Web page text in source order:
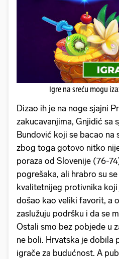
Igre na sreću mogu
Dizao ih je na noge sjajni
zakucavanjima, Gnjidić sa
Bundović koji se bacao na
zbog toga gotovo nitko
poraza od Slovenije (76-
pogrešaka, ali hrabro su
kvalitetnijeg protivnika koji
došao kao veliki favorit, a
zaslužuju podršku i da se
Ostali smo bez pobjede u
ne boli. Hrvatska je dobila
igrače za budućnost. A